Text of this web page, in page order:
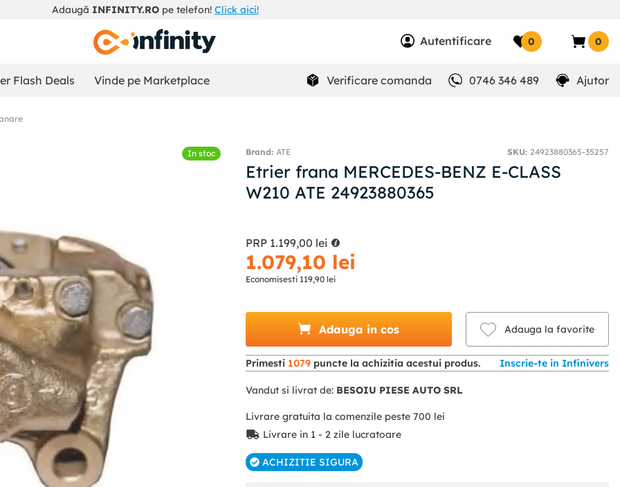
Adaugă INFINITY.ROpe telefon! Click aici!
Autentificare 0 0
Flash Deals Vinde pe Marketplace Verificare comanda 0746 346 489 Ajutor
In stoc ATE SKU: 24923880365-35257
Etrier frana MERCEDES-BENZ E-CLASS
W210 ATE 24923880365
PRP 1.199,00 lei
1.079,10 lei
Economisesti 119,90 lei
Adauga in cos Adauga la favorite
Primesti 1079 puncte la achizitia acestui produs. Inscrie-te in Infinivers
Vandut si livrat de: BESOIU PIESE AUTO SRL
Livrare gratuita la comenzile peste 700 lei
Livrare in 1 - 2 zile lucratoare
ACHIZITIE SIGURA